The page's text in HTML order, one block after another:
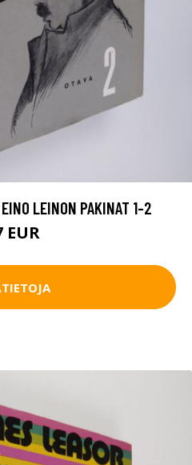
LEINON PAKINAT 1-2
EUR